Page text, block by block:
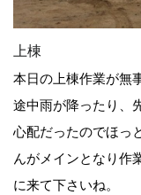
上棟
本日の上棟作業が無
途中雨が降ったり、
心配だったのでほっ
んがメインとなり作
に来て下さいね。